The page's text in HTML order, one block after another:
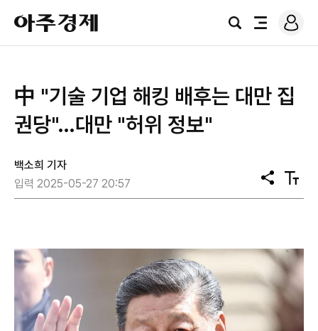
아
주
경
검
전
로
그
中 "기술 기업 해킹 배후는 대만 집
권당"…대만 "허위 정보"
백소희 기자
입력 2025-05-27 20:57
공
유
텍
스